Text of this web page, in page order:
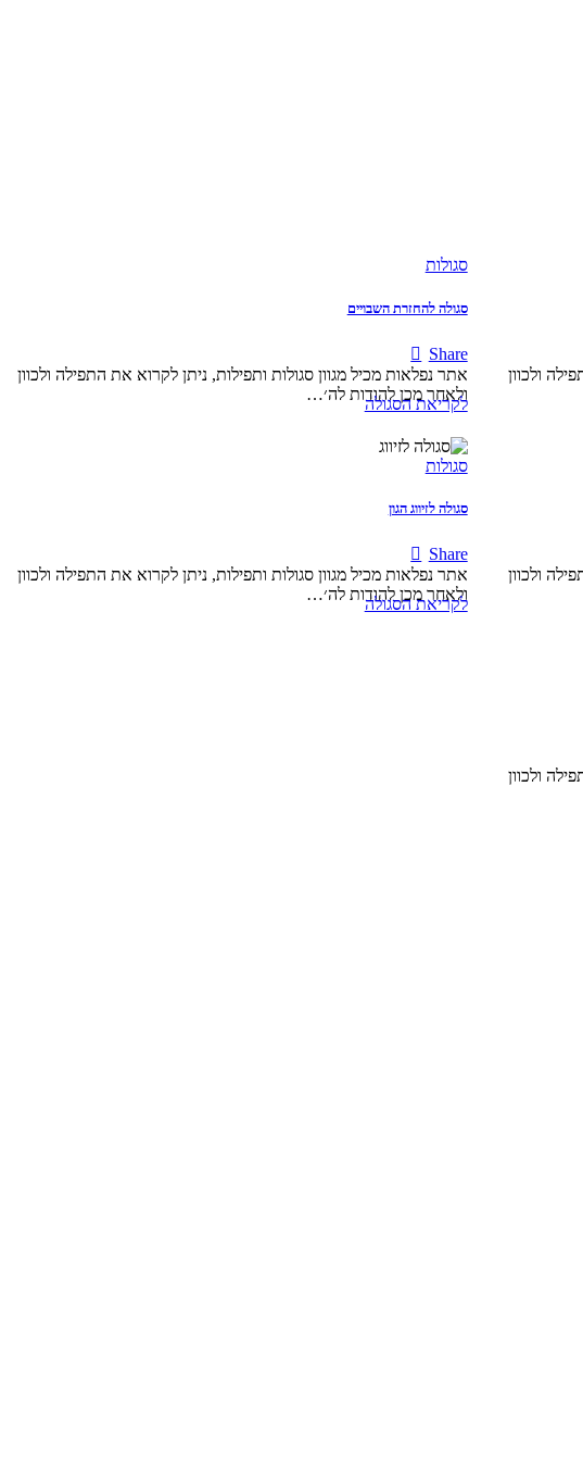
ולכוון
סגולות
סגולה להחזרת השבויים
Share
אתר נפלאות מכיל מגוון סגולות ותפילות, ניתן לקרוא את התפילה ולכוון
ולאחר מכן להודות לה׳…
לקריאת הסגולה
ולכוון
סגולות
סגולה לזיווג הגון
Share
אתר נפלאות מכיל מגוון סגולות ותפילות, ניתן לקרוא את התפילה ולכוון
ולאחר מכן להודות לה׳…
לקריאת הסגולה
ולכוון